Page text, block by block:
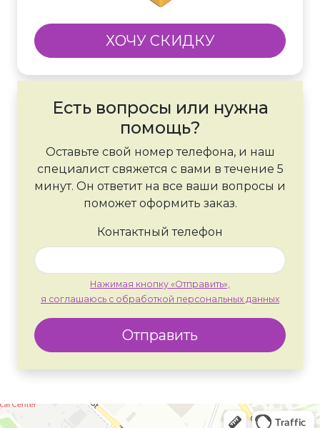
ХОЧУ СКИДКУ
Есть вопросы или нужна
помощь?
Оставьте свой номер телефона, и наш
специалист свяжется с вами в течение 5
минут. Он ответит на все ваши вопросы и
поможет оформить заказ.
Контактный телефон
Нажимая кнопку «Отправить»,
я соглашаюсь с обработкой персональных данных
Отправить
Москва
Яндекс Карты — транспорт, навигация, поиск мест